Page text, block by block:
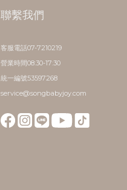
聯繫我們
客服電話07-7210219
營業時間08:30-17:30
統一編號53597268
service@songbabyjoy.com